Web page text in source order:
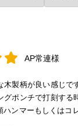
AP常連様
木製柄が良い感じで
グポンチで打刻する
ンマーもしくはコ